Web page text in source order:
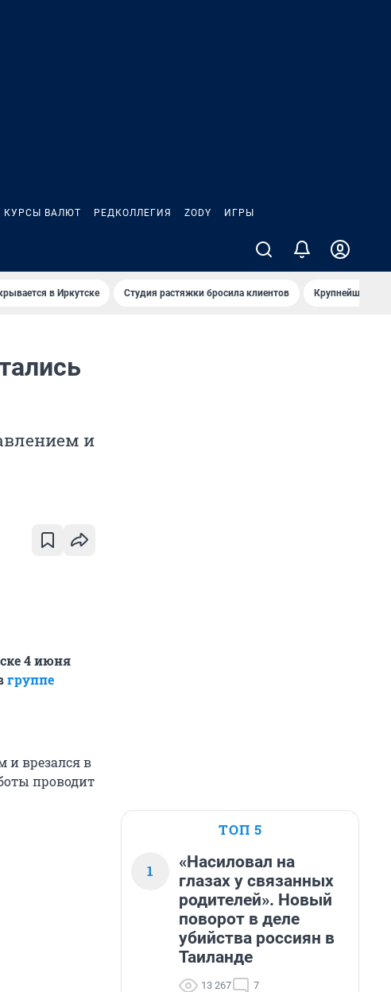
КУРСЫ ВАЛЮТ РЕДКОЛЛЕГИЯ ZODY ИГРЫ
в Иркутске Студия растяжки бросила клиентов Крупнейшие
и
4 июня
группе
и врезался в
проводит
ТОП 5
1
«Насиловал на
глазах у связанных
родителей». Новый
поворот в деле
убийства россиян в
Таиланде
13 267 7